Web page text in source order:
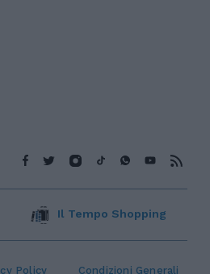
Policy Condizioni Generali
Il Tempo Shopping